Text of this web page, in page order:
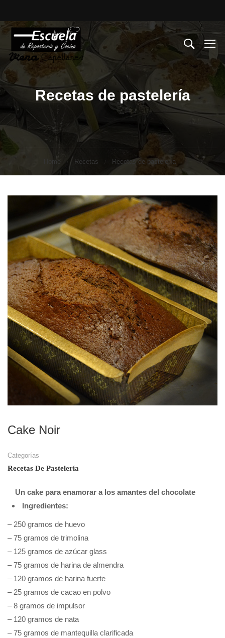
Recetas de pastelería
Home Recetas Recetas de pastelería
Cake Noir
Categorías
Recetas De Pastelería
Un cake para enamorar a los amantes del chocolate
Ingredientes:
– 250 gramos de huevo
– 75 gramos de trimolina
– 125 gramos de azúcar glass
– 75 gramos de harina de almendra
– 120 gramos de harina fuerte
– 25 gramos de cacao en polvo
– 8 gramos de impulsor
– 120 gramos de nata
– 75 gramos de mantequilla clarificada